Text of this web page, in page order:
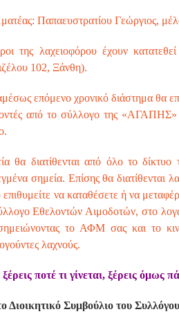
Παπαευστρατίου Γεώργιος,
της λαχειοφόρου έχουν
102, Ξάνθη).
επόμενο χρονικό διάστημα θα
από το σύλλογο της «ΑΓΑΠΗΣ»
θα διατίθενται από όλο το
σημεία. Επίσης θα
επιθυμείτε να καταθέσετε ή να
Εθελοντών Αιμοδοτών, στο
το ΑΦΜ σας και το
λαχνούς.
ποτέ τι γίνεται, ξέρεις όμως
Διοικητικό Συμβούλιο του